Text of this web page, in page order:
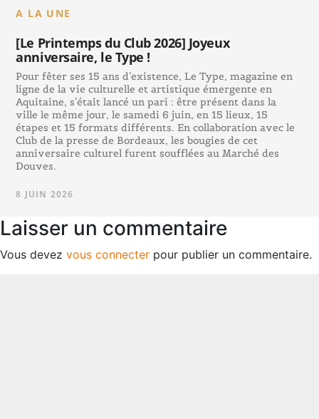
A LA UNE
[Le Printemps du Club 2026] Joyeux
anniversaire, le Type !
Pour fêter ses 15 ans d’existence, Le Type, magazine en
ligne de la vie culturelle et artistique émergente en
Aquitaine, s’était lancé un pari : être présent dans la
ville le même jour, le samedi 6 juin, en 15 lieux, 15
étapes et 15 formats différents. En collaboration avec le
Club de la presse de Bordeaux, les bougies de cet
anniversaire culturel furent soufflées au Marché des
Douves.
8 JUIN 2026
Laisser un commentaire
Vous devez vous connecter pour publier un commentaire.